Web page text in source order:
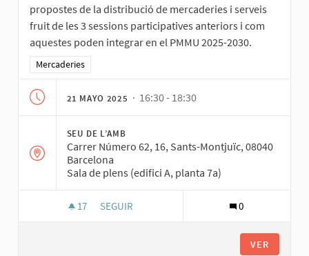
propostes de la distribució de mercaderies i serveis
fruit de les 3 sessions participatives anteriors i com
aquestes poden integrar en el PMMU 2025-2030.
Resultados al filtrar por la categoría: Mercaderies
Mercaderies
21 MAYO 2025 · 16:30 - 18:30
SEU DE L’AMB
Carrer Número 62, 16, Sants-Montjuïc, 08040
Barcelona
Sala de plens (edifici A, planta 7a)
17 17 SEGUIDORAS
SEGUIR 0
VER